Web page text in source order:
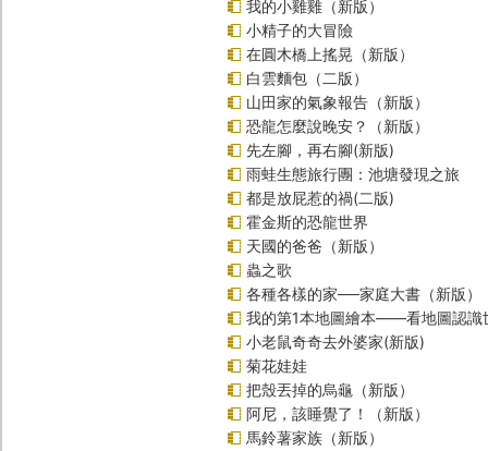
我的小雞雞（新版）
小精子的大冒險
在圓木橋上搖晃（新版）
白雲麵包（二版）
山田家的氣象報告（新版）
恐龍怎麼說晚安？（新版）
先左腳，再右腳(新版)
雨蛙生態旅行團：池塘發現之旅
都是放屁惹的禍(二版)
霍金斯的恐龍世界
天國的爸爸（新版）
蟲之歌
各種各樣的家──家庭大書（新版）
我的第1本地圖繪本――看地圖認識
小老鼠奇奇去外婆家(新版)
菊花娃娃
把殼丟掉的烏龜（新版）
阿尼，該睡覺了！（新版）
馬鈴薯家族（新版）